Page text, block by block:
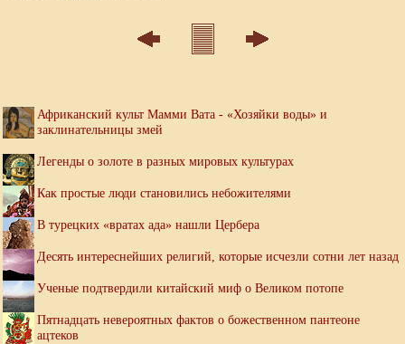
Африканский культ Мамми Вата - «Хозяйки воды» и
заклинательницы змей
Легенды о золоте в разных мировых культурах
Как простые люди становились небожителями
В турецких «вратах ада» нашли Цербера
Десять интереснейших религий, которые исчезли сотни лет назад
Ученые подтвердили китайский миф о Великом потопе
Пятнадцать невероятных фактов о божественном пантеоне
ацтеков